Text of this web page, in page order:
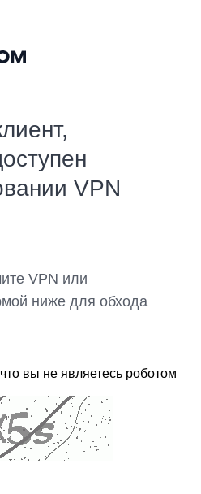
VPN
VPN или
ниже для обхода
вы не являетесь роботом